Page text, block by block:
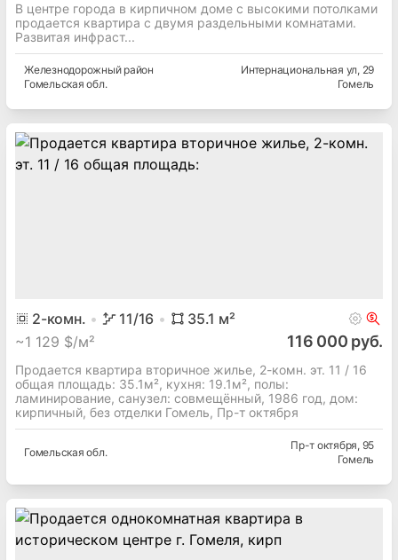
В центре города в кирпичном доме с высокими потолками
продается квартира с двумя раздельными комнатами.
Развитая инфраст...
Железнодорожныйрайон
Гомельская обл.
Интернациональная ул, 29
Гомель
2-комн. 11/16 35.1 м²
~1 129 $/м² 116 000 руб.
Продается квартира вторичное жилье, 2-комн. эт. 11 / 16
общая площадь: 35.1м², кухня: 19.1м², полы:
ламинирование, cанузел: совмещённый, 1986 год, дом:
кирпичный, без отделки Гомель, Пр-т октября
Гомельская обл.
Пр-т октября, 95
Гомель